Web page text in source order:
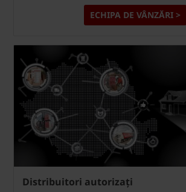
ECHIPA DE VÂNZĂRI >
Distribuitori autorizați